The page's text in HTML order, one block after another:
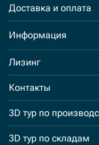
Доставка и оплата
Информация
Лизинг
Контакты
3D тур по
3D тур по складам